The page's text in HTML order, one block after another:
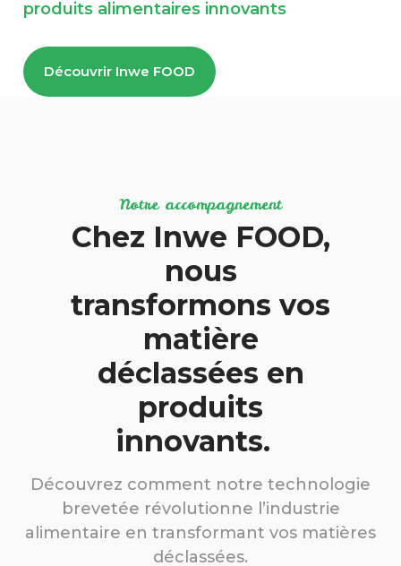
produits alimentaires innovants
Découvrir Inwe FOOD
Notre accompagnement
Chez Inwe FOOD,
nous
transformons vos
matière
déclassées en
produits
innovants.
Découvrez comment notre technologie
brevetée révolutionne l’industrie
alimentaire en transformant vos matières
déclassées.